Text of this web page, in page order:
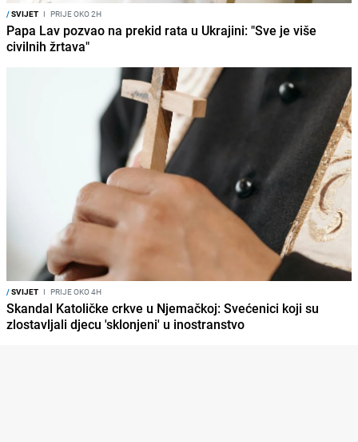
/SVIJET I PRIJE OKO 2H
Papa Lav pozvao na prekid rata u Ukrajini: "Sve je više
civilnih žrtava"
/SVIJET I PRIJE OKO 4H
Skandal Katoličke crkve u Njemačkoj: Svećenici koji su
zlostavljali djecu 'sklonjeni' u inostranstvo